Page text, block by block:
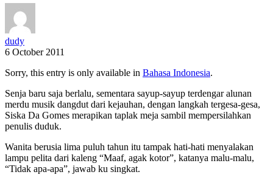
dudy
6 October 2011
Sorry, this entry is only available in Bahasa Indonesia.
Senja baru saja berlalu, sementara sayup-sayup terdengar alunan
merdu musik dangdut dari kejauhan, dengan langkah tergesa-gesa,
Siska Da Gomes merapikan taplak meja sambil mempersilahkan
penulis duduk.
Wanita berusia lima puluh tahun itu tampak hati-hati menyalakan
lampu pelita dari kaleng “Maaf, agak kotor”, katanya malu-malu,
“Tidak apa-apa”, jawab ku singkat.